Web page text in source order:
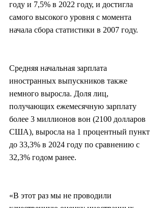
году и 7,5% в 2022 году, и достигла
самого высокого уровня с момента
начала сбора статистики в 2007 году.
Средняя начальная зарплата
иностранных выпускников также
немного выросла. Доля лиц,
получающих ежемесячную зарплату
более 3 миллионов вон (2100 долларов
США), выросла на 1 процентный пункт
до 33,3% в 2024 году по сравнению с
32,3% годом ранее.
«В этот раз мы не проводили